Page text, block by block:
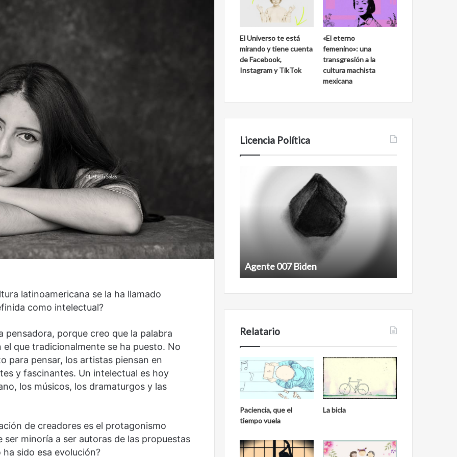
latinoamericana se la ha llamado
como intelectual?
porque creo que la palabra
que tradicionalmente se ha puesto. No
para pensar, los artistas piensan en
y fascinantes. Un intelectual es hoy
los músicos, los dramaturgos y las
de creadores es el protagonismo
ser minoría a ser autoras de las propuestas
sido esa evolución?
El Universo te está
mirando y tiene cuenta
de Facebook,
Instagram y TikTok
«El eterno
femenino»: una
transgresión a la
cultura machista
mexicana
Licencia Política
Obradorista
Agente 007 Biden
Relatario
Paciencia, que el
tiempo vuela
La bicla